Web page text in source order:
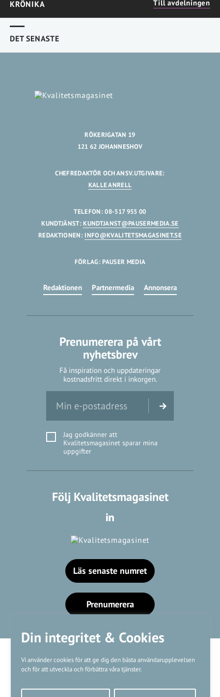
Din integritet & Cookies
Vi använder cookies för att ge dig den bästa användarupplevelsen
och för att utveckla och förbättra våra tjänster.
KRÖNIKA Till avdelningen
DET SENASTE
RÖKERIGATAN 19
121 62 JOHANNESHOV
CHEFREDAKTÖR OCH ANSV.UTGIVARE:
KALLE ANRELL
TELEFON: 08-517 955 00
KUNDTJÄNST:KUNDTJANST@PAUSERMEDIA.SE
REDAKTIONEN: INFO@KVALITETSMAGASINET.SE
FÖRLAG: PAUSER MEDIA
Redaktionen Partnermedia Annonsera
Prenumerera på vårt
nyhetsbrev
Få inspiration och uppdateringar
kostnadsfritt direkt i inkorgen.
Jag godkänner att
Kvalitetsmagasinet sparar mina
uppgifter
Följ Kvalitetsmagasinet
Läs senaste numret
Prenumerera